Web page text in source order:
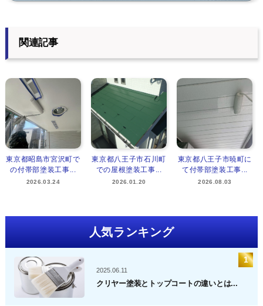
関連記事
東京都昭島市宮沢町で
の付帯部塗装工事...
2026.03.24
東京都八王子市石川町
での屋根塗装工事...
2026.01.20
東京都八王子市暁町に
て付帯部塗装工事...
2026.08.03
人気ランキング
2025.06.11
クリヤー塗装とトップコートの違いとは...